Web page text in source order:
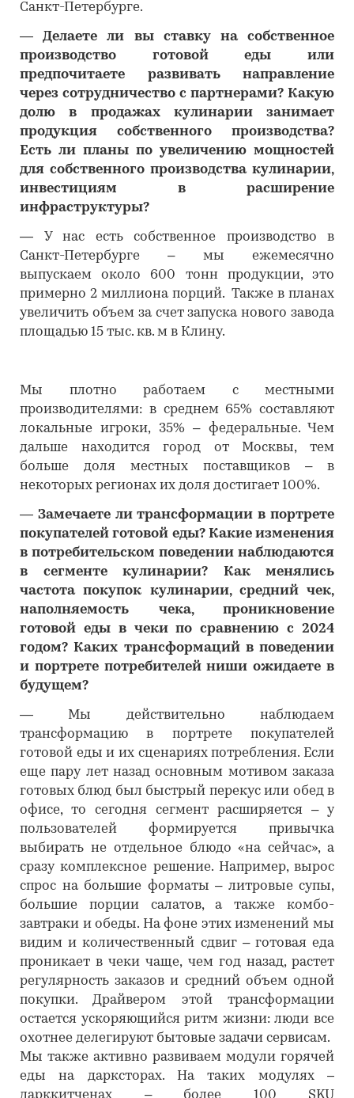
Санкт-Петербурге.
―
Делаете ли вы ставку на собственное
производство готовой еды или
предпочитаете развивать направление
через сотрудничество с партнерами? Какую
долю в продажах кулинарии занимает
продукция собственного производства?
Есть ли планы по увеличению мощностей
для собственного производства кулинарии,
инвестициям в расширение
инфраструктуры?
―
У нас есть собственное производство в
Санкт-Петербурге – мы ежемесячно
выпускаем около 600 тонн продукции, это
примерно 2 миллиона порций. Также в планах
увеличить объем за счет запуска нового завода
площадью 15 тыс. кв. м в Клину.
Мы плотно работаем с местными
производителями: в среднем 65% составляют
локальные игроки, 35% – федеральные. Чем
дальше находится город от Москвы, тем
больше доля местных поставщиков – в
некоторых регионах их доля достигает 100%.
― Замечаете ли трансформации в портрете
покупателей готовой еды? Какие изменения
в потребительском поведении наблюдаются
в сегменте кулинарии? Как менялись
частота покупок кулинарии, средний чек,
наполняемость чека, проникновение
готовой еды в чеки по сравнению с 2024
годом? Каких трансформаций в поведении
и портрете потребителей ниши ожидаете в
будущем?
―
Мы действительно наблюдаем
трансформацию в портрете покупателей
готовой еды и их сценариях потребления. Если
еще пару лет назад основным мотивом заказа
готовых блюд был быстрый перекус или обед в
офисе, то сегодня сегмент расширяется – у
пользователей формируется привычка
выбирать не отдельное блюдо «на сейчас», а
сразу комплексное решение. Например, вырос
спрос на большие форматы – литровые супы,
большие порции салатов, а также комбо-
завтраки и обеды. На фоне этих изменений мы
видим и количественный сдвиг – готовая еда
проникает в чеки чаще, чем год назад, растет
регулярность заказов и средний объем одной
покупки. Драйвером этой трансформации
остается ускоряющийся ритм жизни: люди все
охотнее делегируют бытовые задачи сервисам.
Мы также активно развиваем модули горячей
еды на дарксторах. На таких модулях –
дарккитченах – более 100 SKU